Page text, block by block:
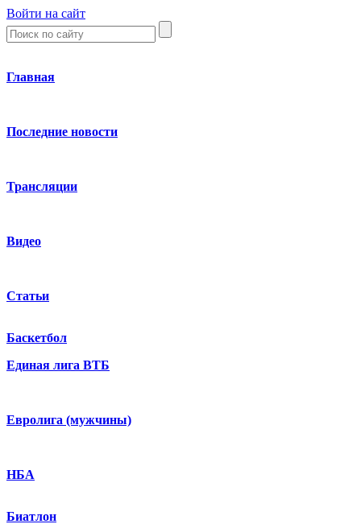
Войти на сайт
Главная
Последние новости
Трансляции
Видео
Статьи
Баскетбол
Единая лига ВТБ
Евролига (мужчины)
НБА
Биатлон